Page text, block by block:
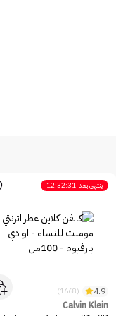
ينتهي بعد 12:32:31
4.9
(1668)
Calvin Klein